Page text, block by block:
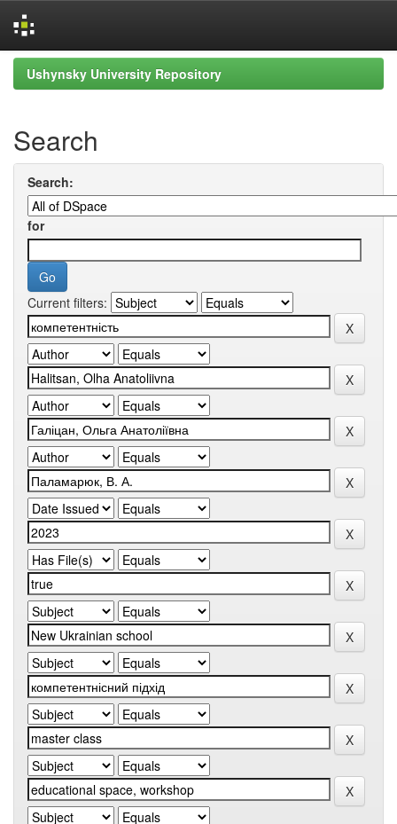
Skip
navigation
Ushynsky University Repository
Search
Search:
for
Current filters: